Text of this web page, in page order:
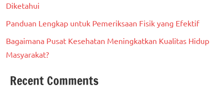
Diketahui
Panduan Lengkap untuk Pemeriksaan Fisik yang Efektif
Bagaimana Pusat Kesehatan Meningkatkan Kualitas Hidup
Masyarakat?
Recent Comments